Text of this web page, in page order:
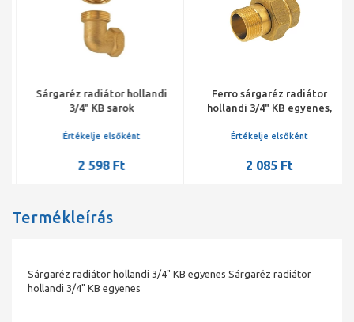
Sárgaréz radiátor hollandi
3/4" KB sarok
Értékelje elsőként
2 598 Ft
Ferro sárgaréz radiátor
hollandi 3/4" KB egyenes,
Értékelje elsőként
2 085 Ft
Termékleírás
Sárgaréz radiátor hollandi 3/4" KB egyenes Sárgaréz radiátor
hollandi 3/4" KB egyenes